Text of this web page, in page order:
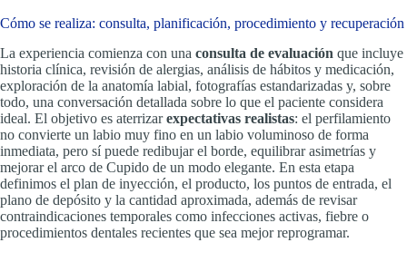
Cómo se realiza: consulta, planificación, procedimiento y recuperación
La experiencia comienza con una consulta de evaluación que incluye
historia clínica, revisión de alergias, análisis de hábitos y medicación,
exploración de la anatomía labial, fotografías estandarizadas y, sobre
todo, una conversación detallada sobre lo que el paciente considera
ideal. El objetivo es aterrizarexpectativas realistas: el perfilamiento
no convierte un labio muy fino en un labio voluminoso de forma
inmediata, pero sí puede redibujar el borde, equilibrar asimetrías y
mejorar el arco de Cupido de un modo elegante. En esta etapa
definimos el plan de inyección, el producto, los puntos de entrada, el
plano de depósito y la cantidad aproximada, además de revisar
contraindicaciones temporales como infecciones activas, fiebre o
procedimientos dentales recientes que sea mejor reprogramar.